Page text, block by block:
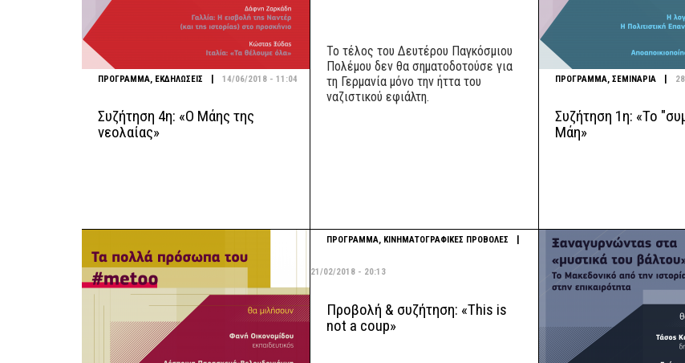
ΠΡΟΓΡΑΜΜΑ ΕΚΔΗΛΩΣΕΙΣ | 14/06/2018 - 11:04
Συζήτηση 4η: «Ο Μάης της
νεολαίας»
Το τέλος του Δευτέρου Παγκόσμιου
Πολέμου δεν θα σηματοδοτούσε για
τη Γερμανία μόνο την ήττα του
ναζιστικού εφιάλτη.
ΠΡΟΓΡΑΜΜΑ ΣΕΜΙΝΑΡΙΑ |
Συζήτηση 1η: «Το
Μάη»
ΠΡΟΓΡΑΜΜΑ, ΚΙΝΗΜΑΤΟΓΡΑΦΙΚΕΣ ΠΡΟΒΟΛΕΣ
21/02/2018 - 20:13
Προβολή & συζήτηση: «This is
not a coup»